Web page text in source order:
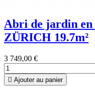
Abri de jardin en
ZÜRICH 19.7m²
3 749,00 €
 Ajouter au panier